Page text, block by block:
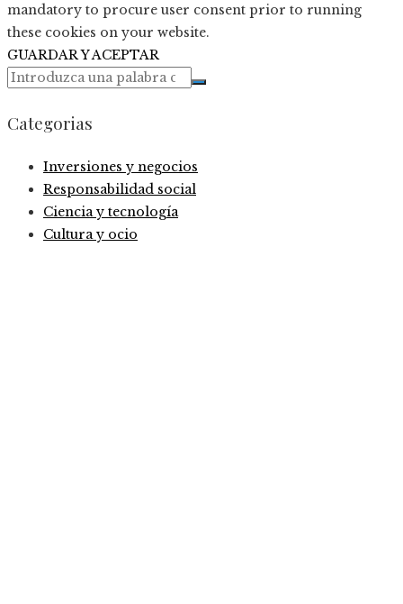
mandatory to procure user consent prior to running
these cookies on your website.
GUARDAR Y ACEPTAR
Categorias
Inversiones y negocios
Responsabilidad social
Ciencia y tecnología
Cultura y ocio